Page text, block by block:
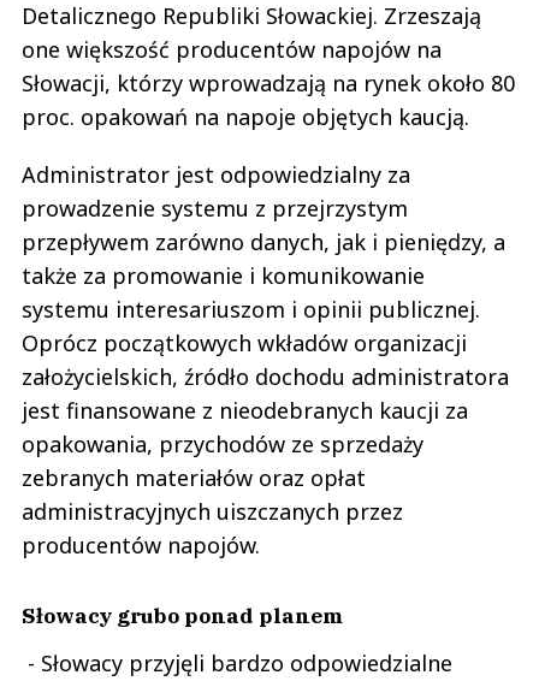
Detalicznego Republiki Słowackiej. Zrzeszają
one większość producentów napojów na
Słowacji, którzy wprowadzają na rynek około 80
proc. opakowań na napoje objętych kaucją.
Administrator jest odpowiedzialny za
prowadzenie systemu z przejrzystym
przepływem zarówno danych, jak i pieniędzy, a
także za promowanie i komunikowanie
systemu interesariuszom i opinii publicznej.
Oprócz początkowych wkładów organizacji
założycielskich, źródło dochodu administratora
jest finansowane z nieodebranych kaucji za
opakowania, przychodów ze sprzedaży
zebranych materiałów oraz opłat
administracyjnych uiszczanych przez
producentów napojów.
Słowacy grubo ponad planem
- Słowacy przyjęli bardzo odpowiedzialne